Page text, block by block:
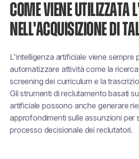
COME VIENE UTILIZZATA
NELL'ACQUISIZIONE DI
L'intelligenza artificiale viene sempre
automatizzare attività come la
screening dei curriculum e la
Gli strumenti di reclutamento basati
artificiale possono anche generare
approfondimenti sulle assunzioni per
processo decisionale dei reclutatori.